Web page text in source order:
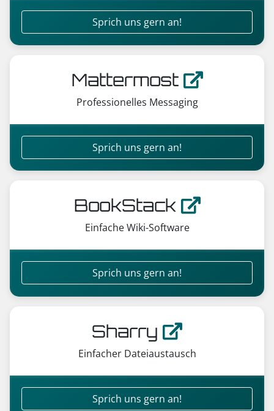
Sprich uns gern an!
Mattermost
Professionelles Messaging
Sprich uns gern an!
BookStack
Einfache Wiki-Software
Sprich uns gern an!
Sharry
Einfacher Dateiaustausch
Sprich uns gern an!